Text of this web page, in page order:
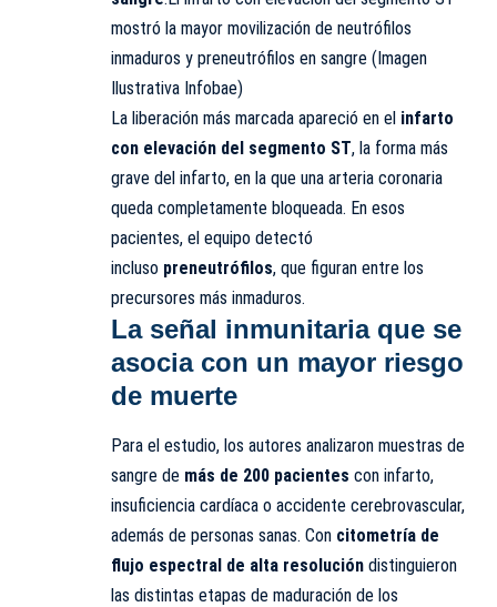
mostró la mayor movilización de neutrófilos
inmaduros y preneutrófilos en sangre (Imagen
Ilustrativa Infobae)
La liberación más marcada apareció en el infarto
con elevación del segmento ST, la forma más
grave del infarto, en la que una arteria coronaria
queda completamente bloqueada. En esos
pacientes, el equipo detectó
incluso preneutrófilos, que figuran entre los
precursores más inmaduros.
La señal inmunitaria que se
asocia con un mayor riesgo
de muerte
Para el estudio, los autores analizaron muestras de
sangre de más de 200 pacientes con infarto,
insuficiencia cardíaca o accidente cerebrovascular,
además de personas sanas. Con citometría de
flujo espectral de alta resolución distinguieron
las distintas etapas de maduración de los